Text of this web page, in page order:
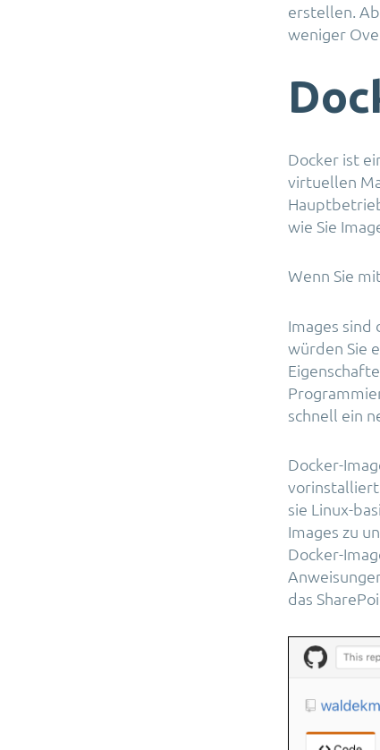
erstellen.
weniger
Docker ist
virtuellen
wie Sie
Wenn Sie
Images
würden Sie
schnell ein
Docker-
sie Linux-
Images zu
Docker-
das